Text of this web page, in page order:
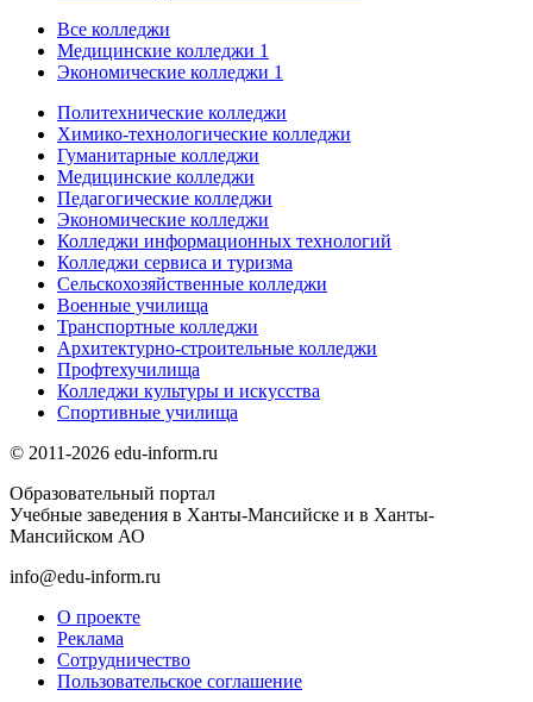
Все колледжи
Медицинские колледжи 1
Экономические колледжи 1
Политехнические колледжи
Химико-технологические колледжи
Гуманитарные колледжи
Медицинские колледжи
Педагогические колледжи
Экономические колледжи
Колледжи информационных технологий
Колледжи сервиса и туризма
Сельскохозяйственные колледжи
Военные училища
Транспортные колледжи
Архитектурно-строительные колледжи
Профтехучилища
Колледжи культуры и искусства
Спортивные училища
© 2011-2026 edu-inform.ru
Образовательный портал
Учебные заведения в Ханты-Мансийске и в Ханты-
Мансийском АО
info@edu-inform.ru
О проекте
Реклама
Сотрудничество
Пользовательское соглашение